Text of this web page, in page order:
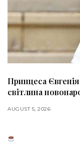
Принцеса
світлина
AUGUST 5, 2026